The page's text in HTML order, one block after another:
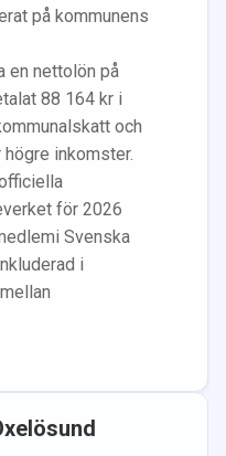
på kommunens
en nettolön på
88 164 kr i
och
inkomster.
för 2026
i Svenska
i